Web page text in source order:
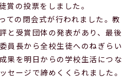
賞の投票をしました。
の閉会式が行われました。教
と受賞団体の発表があり、最後
員長から全校生徒へのねぎらい
果を明日からの学校生活につな
セージで締めくくられました。